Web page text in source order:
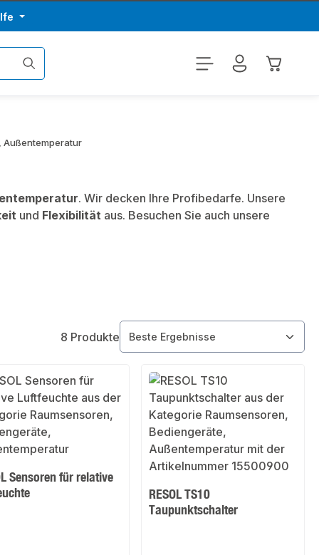
Außentemperatur
. Wir decken Ihre Profibedarfe. Unsere
und Flexibilität aus. Besuchen Sie auch unsere
8 Produkte
Sensoren für relative
RESOL TS10
Taupunktschalter